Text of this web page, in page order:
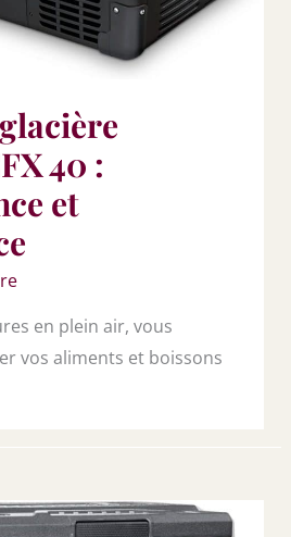
40 :
et
en plein air, vous
vos aliments et boissons